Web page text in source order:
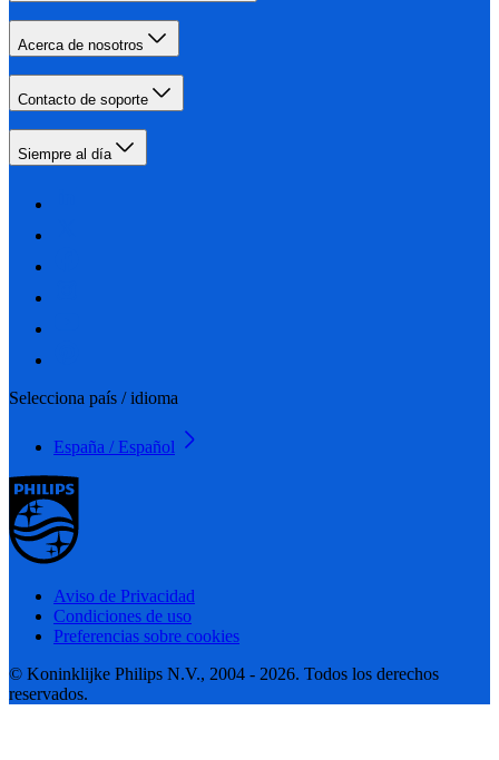
Acerca de nosotros
Contacto de soporte
Siempre al día
Selecciona país / idioma
España / Español
Aviso de Privacidad
Condiciones de uso
Preferencias sobre cookies
© Koninklijke Philips N.V., 2004 - 2026. Todos los derechos
reservados.